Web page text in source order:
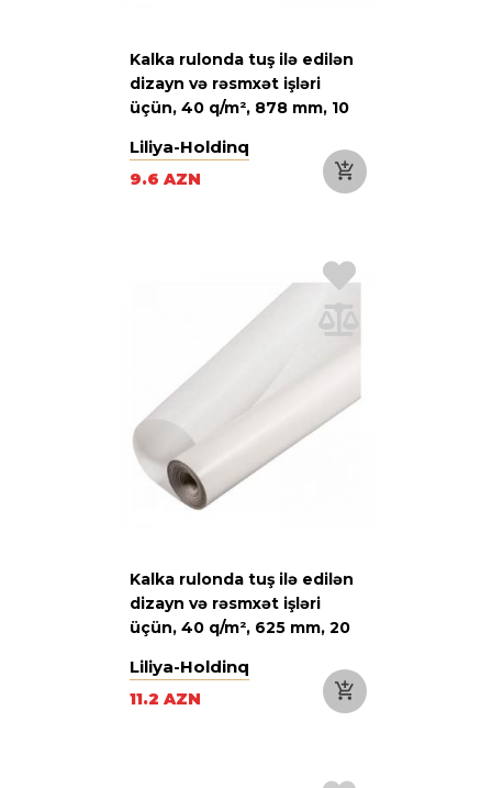
Kalka rulonda tuş ilə edilən
dizayn və rəsmxət işləri
üçün, 40 q/m², 878 mm, 10
Liliya-Holdinq
9.6 AZN
Kalka rulonda tuş ilə edilən
dizayn və rəsmxət işləri
üçün, 40 q/m², 625 mm, 20
Liliya-Holdinq
11.2 AZN